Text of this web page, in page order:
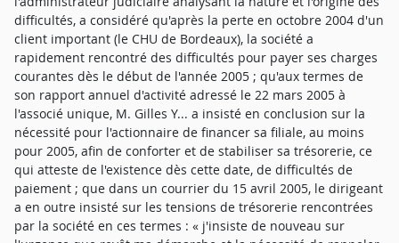
difficultés, a considéré qu'après la perte en octobre 2004 d'un
client important (le CHU de Bordeaux), la société a
rapidement rencontré des difficultés pour payer ses charges
courantes dès le début de l'année 2005 ; qu'aux termes de
son rapport annuel d'activité adressé le 22 mars 2005 à
l'associé unique, M. Gilles Y... a insisté en conclusion sur la
nécessité pour l'actionnaire de financer sa filiale, au moins
pour 2005, afin de conforter et de stabiliser sa trésorerie, ce
qui atteste de l'existence dès cette date, de difficultés de
paiement ; que dans un courrier du 15 avril 2005, le dirigeant
a en outre insisté sur les tensions de trésorerie rencontrées
par la société en ces termes : « j'insiste de nouveau sur